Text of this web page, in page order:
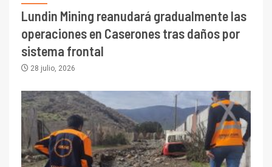
Lundin Mining reanudará gradualmente las
operaciones en Caserones tras daños por
sistema frontal
28 julio, 2026